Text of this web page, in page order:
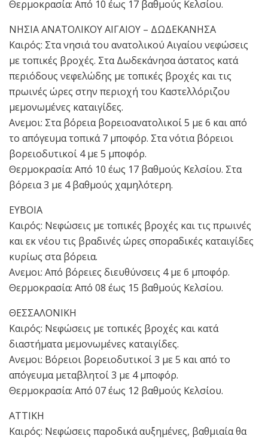
Θερμοκρασία: Από 10 έως 17 βαθμούς Κελσίου.
ΝΗΣΙΑ ΑΝΑΤΟΛΙΚΟΥ ΑΙΓΑΙΟΥ – ΔΩΔΕΚΑΝΗΣΑ
Καιρός: Στα νησιά του ανατολικού Αιγαίου νεφώσεις
με τοπικές βροχές. Στα Δωδεκάνησα άστατος κατά
περιόδους νεφελώδης με τοπικές βροχές και τις
πρωινές ώρες στην περιοχή του Καστελλόριζου
μεμονωμένες καταιγίδες.
Ανεμοι: Στα βόρεια βορειοανατολικοί 5 με 6 και από
το απόγευμα τοπικά 7 μποφόρ. Στα νότια βόρειοι
βορειοδυτικοί 4 με 5 μποφόρ.
Θερμοκρασία: Από 10 έως 17 βαθμούς Κελσίου. Στα
βόρεια 3 με 4 βαθμούς χαμηλότερη.
ΕΥΒΟΙΑ
Καιρός: Νεφώσεις με τοπικές βροχές και τις πρωινές
και εκ νέου τις βραδινές ώρες σποραδικές καταιγίδες
κυρίως στα βόρεια.
Ανεμοι: Από βόρειες διευθύνσεις 4 με 6 μποφόρ.
Θερμοκρασία: Από 08 έως 15 βαθμούς Κελσίου.
ΘΕΣΣΑΛΟΝΙΚΗ
Καιρός: Νεφώσεις με τοπικές βροχές και κατά
διαστήματα μεμονωμένες καταιγίδες.
Ανεμοι: Βόρειοι βορειοδυτικοί 3 με 5 και από το
απόγευμα μεταβλητοί 3 με 4 μποφόρ.
Θερμοκρασία: Από 07 έως 12 βαθμούς Κελσίου.
ΑΤΤΙΚΗ
Καιρός: Νεφώσεις παροδικά αυξημένες, βαθμιαία θα